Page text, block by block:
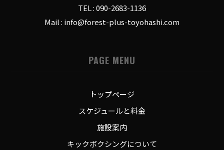
TEL : 090-2683-1136
Mail : info@forest-plus-toyohashi.com
PAGE MENU
トップページ
スケジュールと料金
施設案内
キックボクシングについて